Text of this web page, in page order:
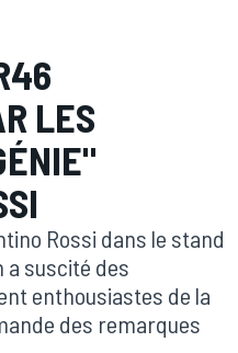
LES
Rossi dans le stand
a suscité des
enthousiastes de la
des remarques